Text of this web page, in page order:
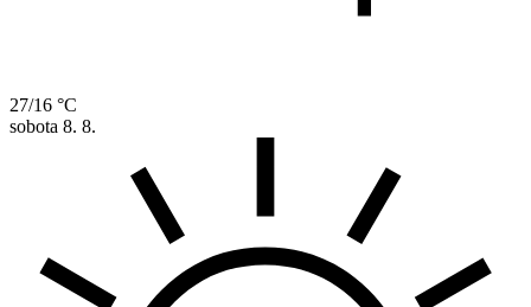
27/16 °C
sobota 8. 8.